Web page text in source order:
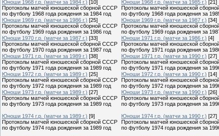
Юноши 1968 г.р. (матчи за 1984 г.) [10]
Протоколы матчей юношеской сборной СССР
по футболу 1968 года рождения за 1984 год
Юноши 1968 г.р. (матчи за 1985 г.) [21]
Протоколы матчей юношеской
по футболу 1968 года рождения за
Юноши 1969 г.р. (матчи за 1986 г.) [25]
Протоколы матчей юношеской сборной СССР
по футболу 1969 года рождения за 1986 год
Юноши 1969 г.р. (матчи за 1987 г.) [34]
Протоколы матчей юношеской
по футболу 1969 года рождения за
Юноши 1970 г.р. (матчи за 1987 г.) [33]
Протоколы матчей юношеской сборной СССР
по футболу 1970 года рождения за 1987 год
Юноши 1971 г.р. (матчи за 1986 г.) [4]
Протоколы матчей юношеской
по футболу 1971 года рождения за
Юноши 1971 г.р. (матчи за 1989 г.) [38]
Протоколы матчей юношеской сборной СССР
по футболу 1971 года рождения за 1989 год
Юноши 1971 г.р. (матчи за 1990 г.) [27]
Протоколы матчей юношеской
по футболу 1971 года рождения за
Юноши 1972 г.р. (матчи за 1989 г.) [25]
Протоколы матчей юношеской сборной СССР
по футболу 1972 года рождения за 1989 год
Юноши 1972 г.р. (матчи за 1990 г.) [14]
Протоколы матчей юношеской
по футболу 1972 года рождения за
Юноши 1973 г.р. (матчи за 1989 г.) [27]
Протоколы матчей юношеской сборной СССР
по футболу 1973 года рождения за 1989 год
Юноши 1973 г.р. (матчи за 1990 г.) [26]
Протоколы матчей юношеской
по футболу 1973 года рождения за
Юноши 1974 г.р. (матчи за 1989 г.) [9]
Протоколы матчей юношеской сборной СССР
по футболу 1974 года рождения за 1989 год
Юноши 1974 г.р. (матчи за 1990 г.) [27]
Протоколы матчей юношеской
по футболу 1974 года рождения за